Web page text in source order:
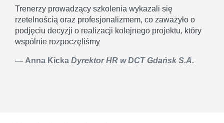
Trenerzy prowadzący szkolenia wykazali się
rzetelnością oraz profesjonalizmem, co zaważyło o
podjęciu decyzji o realizacji kolejnego projektu, który
wspólnie rozpoczęliśmy
Anna Kicka Dyrektor HR w DCT Gdańsk S.A.